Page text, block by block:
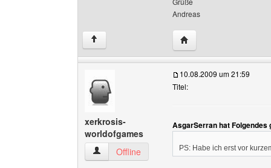
Andreas
↑ Website dieses
xerkrosis-
worldofgames
xerkrosis-worldofgames Benutzer-Profile
Offline
10.08.2009 um 21:59
Titel:
AsgarSerran hat Folgendes
PS: Habe ich erst vor